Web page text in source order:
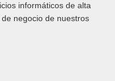
informáticos de alta
negocio de nuestros